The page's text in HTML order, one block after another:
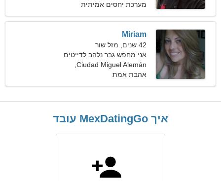
מקסיקו
מערכת יחסים אמיתית
Miriam
42 שנים, מזל שור
אני מחפש גבר נלהב לדייטים
מקסיקו
אהבת אמת
איך MexDatingGo עובד